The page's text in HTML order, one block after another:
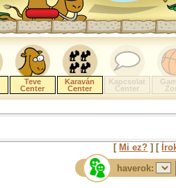
Teve
Center
Karaván
Center
Kapcsolat
Center
[ Mi ez? ] [
haverok: